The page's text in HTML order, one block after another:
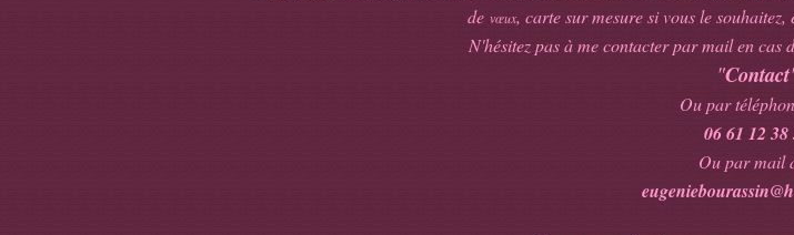
de vœux, carte sur mesure si vous le
N'hésitez pas à me contacter par mail en cas
"Contact
Ou par
06 61 12 38
Ou par mail